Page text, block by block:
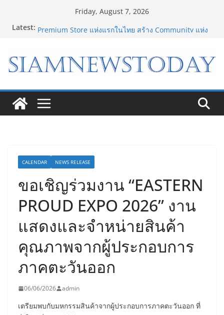
Friday, August 7, 2026
Latest: Bambu Lab เปิด Bambu World และ Authorized
เจาะเบื้องหลังความสำเร็จของ The 1 Day 2026 จาก
แคมเปญสู่ Shopping Phenomenon ของไทย
แห่งปี พบ CEO “ดร.ปิยะวัฒน์” ถ่ายทอดวิสัยทัศน์ธุรกิจ
พร้อมฟรีคอนเสิร์ต “โชค รถแห่” ยกวง
“ดีโด้” คว้ารางวัล Marketeer ตอกย้ำผู้นำตลาดน้ำผลไม้
Non 100% ครองที่ 1 ในใจผู้บริโภค 8 ปีซ้อน
CALENDAR NEWS RELEASE
ขอเชิญร่วมงาน “EASTERN
PROUD EXPO 2026” งาน
แสดงและจำหน่ายสินค้า
คุณภาพจากผู้ประกอบการ
ภาคตะวันออก
06/06/2026 admin
เตรียมพบกับมหกรรมสินค้าจากผู้ประกอบการภาคตะวันออก ที่